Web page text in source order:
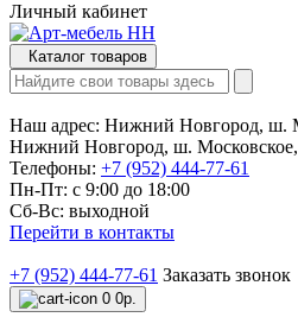
Личный кабинет
Каталог товаров
Наш адрес: Нижний Новгород, ш.
Нижний Новгород, ш.
Телефоны: +7 (952) 444-77-61
Пн-Пт: с 9:00 до 18:00
Сб-Вс: выходной
Перейти в контакты
+7 (952) 444-77-61 Заказать звонок
0 0р.